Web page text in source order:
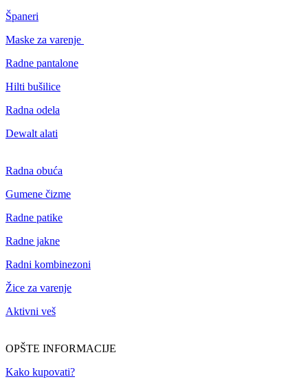
Španeri
Maske za varenje
Radne pantalone
Hilti bušilice
Radna odela
Dewalt alati
Radna obuća
Gumene čizme
Radne patike
Radne jakne
Radni kombinezoni
Žice za varenje
Aktivni veš
OPŠTE INFORMACIJE
Kako kupovati?